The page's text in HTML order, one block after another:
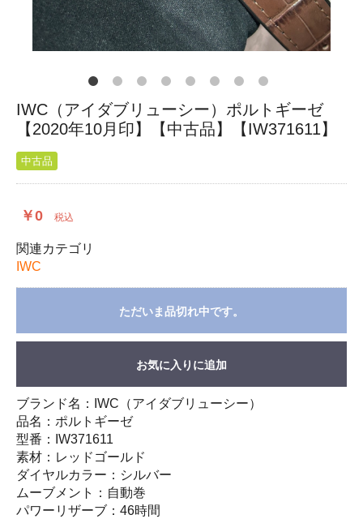
IWC（アイダブリューシー）ポルトギーゼ
【2020年10月印】【中古品】【IW371611】
中古品
￥0 税込
関連カテゴリ
IWC
ただいま品切れ中です。
お気に入りに追加
ブランド名：IWC（アイダブリューシー）
品名：ポルトギーゼ
型番：IW371611
素材：レッドゴールド
ダイヤルカラー：シルバー
ムーブメント：自動巻
パワーリザーブ：46時間